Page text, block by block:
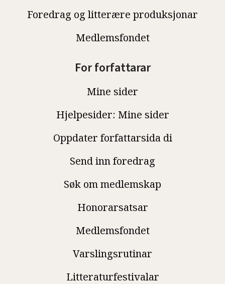
Foredrag og litterære produksjonar
Medlemsfondet
For forfattarar
Mine sider
Hjelpesider: Mine sider
Oppdater forfattarsida di
Send inn foredrag
Søk om medlemskap
Honorarsatsar
Medlemsfondet
Varslingsrutinar
Litteraturfestivalar